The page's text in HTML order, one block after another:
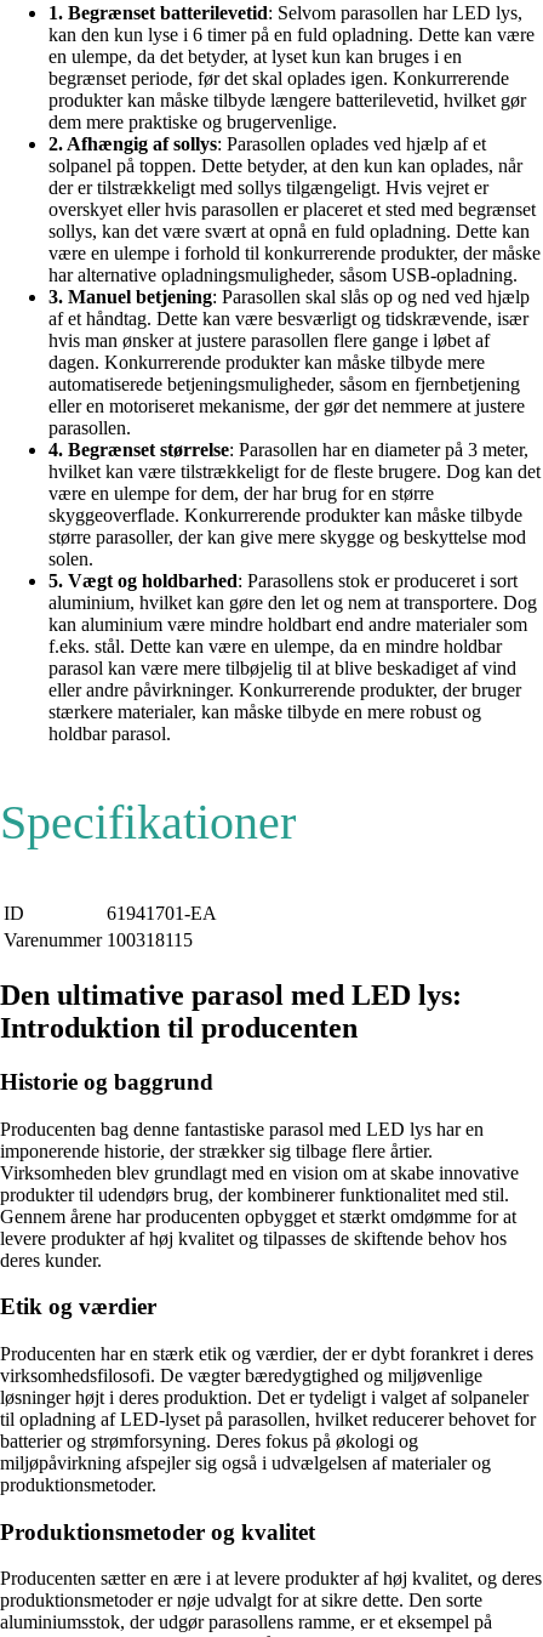
1. Begrænset batterilevetid: Selvom parasollen har LED lys,
kan den kun lyse i 6 timer på en fuld opladning. Dette kan være
en ulempe, da det betyder, at lyset kun kan bruges i en
begrænset periode, før det skal oplades igen. Konkurrerende
produkter kan måske tilbyde længere batterilevetid, hvilket gør
dem mere praktiske og brugervenlige.
2. Afhængig af sollys: Parasollen oplades ved hjælp af et
solpanel på toppen. Dette betyder, at den kun kan oplades, når
der er tilstrækkeligt med sollys tilgængeligt. Hvis vejret er
overskyet eller hvis parasollen er placeret et sted med begrænset
sollys, kan det være svært at opnå en fuld opladning. Dette kan
være en ulempe i forhold til konkurrerende produkter, der måske
har alternative opladningsmuligheder, såsom USB-opladning.
3. Manuel betjening: Parasollen skal slås op og ned ved hjælp
af et håndtag. Dette kan være besværligt og tidskrævende, især
hvis man ønsker at justere parasollen flere gange i løbet af
dagen. Konkurrerende produkter kan måske tilbyde mere
automatiserede betjeningsmuligheder, såsom en fjernbetjening
eller en motoriseret mekanisme, der gør det nemmere at justere
parasollen.
4. Begrænset størrelse: Parasollen har en diameter på 3 meter,
hvilket kan være tilstrækkeligt for de fleste brugere. Dog kan det
være en ulempe for dem, der har brug for en større
skyggeoverflade. Konkurrerende produkter kan måske tilbyde
større parasoller, der kan give mere skygge og beskyttelse mod
solen.
5. Vægt og holdbarhed: Parasollens stok er produceret i sort
aluminium, hvilket kan gøre den let og nem at transportere. Dog
kan aluminium være mindre holdbart end andre materialer som
f.eks. stål. Dette kan være en ulempe, da en mindre holdbar
parasol kan være mere tilbøjelig til at blive beskadiget af vind
eller andre påvirkninger. Konkurrerende produkter, der bruger
stærkere materialer, kan måske tilbyde en mere robust og
holdbar parasol.
Specifikationer
ID
61941701-EA
Varenummer 100318115
Den ultimative parasol med LED lys:
Introduktion til producenten
Historie og baggrund
Producenten bag denne fantastiske parasol med LED lys har en
imponerende historie, der strækker sig tilbage flere årtier.
Virksomheden blev grundlagt med en vision om at skabe innovative
produkter til udendørs brug, der kombinerer funktionalitet med stil.
Gennem årene har producenten opbygget et stærkt omdømme for at
levere produkter af høj kvalitet og tilpasses de skiftende behov hos
deres kunder.
Etik og værdier
Producenten har en stærk etik og værdier, der er dybt forankret i deres
virksomhedsfilosofi. De vægter bæredygtighed og miljøvenlige
løsninger højt i deres produktion. Det er tydeligt i valget af solpaneler
til opladning af LED-lyset på parasollen, hvilket reducerer behovet for
batterier og strømforsyning. Deres fokus på økologi og
miljøpåvirkning afspejler sig også i udvælgelsen af materialer og
produktionsmetoder.
Produktionsmetoder og kvalitet
Producenten sætter en ære i at levere produkter af høj kvalitet, og deres
produktionsmetoder er nøje udvalgt for at sikre dette. Den sorte
aluminiumsstok, der udgør parasollens ramme, er et eksempel på